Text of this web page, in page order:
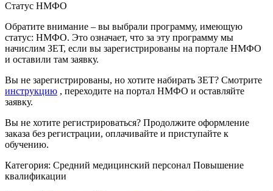
информативно-библиотечное дело
Управление в технических системах
Подготовка к периодической
аккредитации
Основные Услуги
Статус НМФО
Обратите внимание – вы выбрали программу, имеющую
статус: НМФО. Это означает, что за эту программу мы
начислим ЗЕТ, если вы зарегистрированы на портале НМФО
и оставили там заявку.
Вы не зарегистрированы, но хотите набирать ЗЕТ? Смотрите
инструкцию , переходите на портал НМФО и оставляйте
заявку.
Вы не хотите регистрироваться? Продолжите оформление
заказа без регистрации, оплачивайте и приступайте к
обучению.
Категория: Средний медицинский персонал Повышение
квалификации